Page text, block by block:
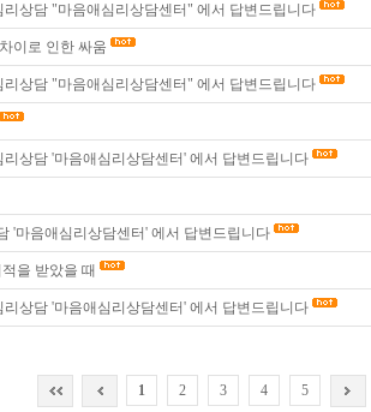
리상담 "마음애심리상담센터" 에서 답변드립니다
이로 인한 싸움
리상담 "마음애심리상담센터" 에서 답변드립니다
리상담 '마음애심리상담센터' 에서 답변드립니다
'마음애심리상담센터' 에서 답변드립니다
을 받았을 때
리상담 '마음애심리상담센터' 에서 답변드립니다
1 2 3 4 5